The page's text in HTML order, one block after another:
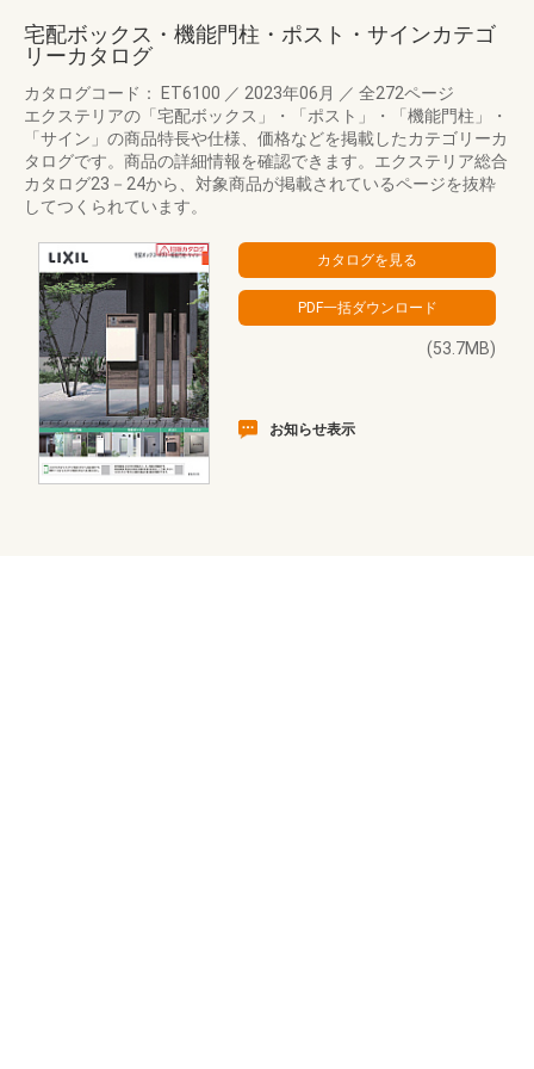
宅配ボックス・機能門柱・ポスト・サインカテゴ
リーカタログ
カタログコード： ET6100 ／ 2023年06月 ／ 全272ページ
エクステリアの「宅配ボックス」・「ポスト」・「機能門柱」・
「サイン」の商品特長や仕様、価格などを掲載したカテゴリーカ
タログです。商品の詳細情報を確認できます。エクステリア総合
カタログ23－24から、対象商品が掲載されているページを抜粋
してつくられています。
(53.7MB)
お知らせ表示